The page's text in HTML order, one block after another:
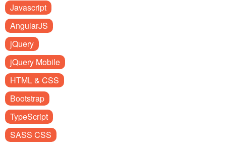
Javascript
AngularJS
jQuery
jQuery Mobile
HTML & CSS
Bootstrap
TypeScript
SASS CSS